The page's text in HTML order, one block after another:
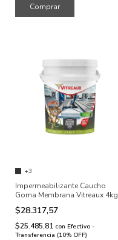
+3
Impermeabilizante Caucho
Goma Membrana Vitreaux 4kg
$28.317,57
$25.485,81 con Efectivo -
Transferencia (10% OFF)